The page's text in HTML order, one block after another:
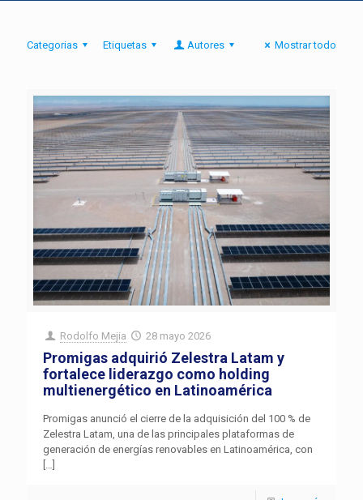
Categorias Etiquetas Autores Mostrar todo
Rodolfo Mejia 28 mayo 2026
Promigas adquirió Zelestra Latam y
fortalece liderazgo como holding
multienergético en Latinoamérica
Promigas anunció el cierre de la adquisición del 100 % de
Zelestra Latam, una de las principales plataformas de
generación de energías renovables en Latinoamérica, con
[…]